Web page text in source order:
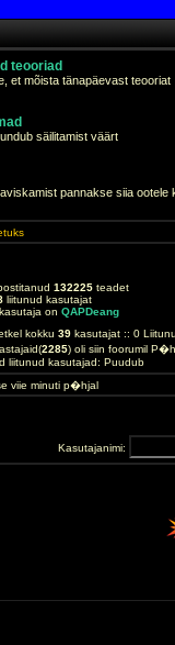
teooriad
et mõista tänapäevast teooriat
säilitamist väärt
pannakse siia
132225 teadet
liitunud kasutajat
on QAPDeang
kokku 39 kasutajat :: 0
2285) oli siin foorumil
liitunud kasutajad: Puudub
viie minuti p�hjal
Kasutajanimi: